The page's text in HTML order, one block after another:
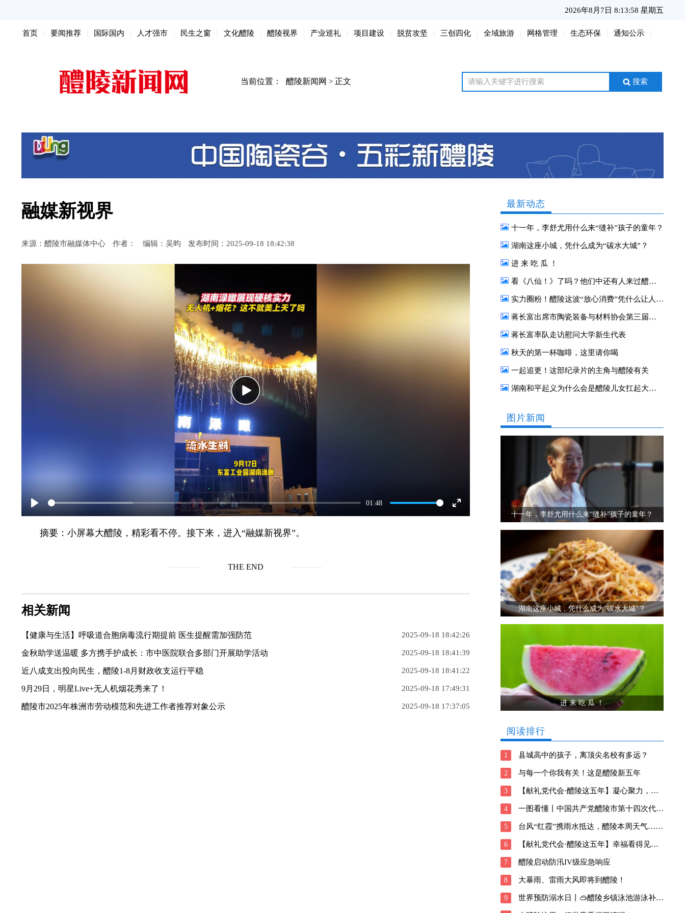
2026年8月7日 8:13:59 星期五
首页 要闻推荐 国际国内 人才强市 民生之窗 文化醴陵 醴陵视界 产业巡礼 项目建设 脱贫攻坚 三创四化 全域旅游 网格管理 生态环保 通知公示
当前位置： 醴陵新闻网 > 正文 搜索
融媒新视界
来源：醴陵市融媒体中心 作者： 编辑：吴昀 发布时间：2025-09-18 18:42:38
01:48
Play
摘要：小屏幕大醴陵，精彩看不停。接下来，进入“融媒新视界”。
THE END
相关新闻
【健康与生活】呼吸道合胞病毒流行期提前 医生提醒需加强防范 2025-09-18 18:42:26
金秋助学送温暖 多方携手护成长：市中医院联合多部门开展助学活动 2025-09-18 18:41:39
近八成支出投向民生，醴陵1-8月财政收支运行平稳 2025-09-18 18:41:22
9月29日，明星Live+无人机烟花秀来了！ 2025-09-18 17:49:31
醴陵市2025年株洲市劳动模范和先进工作者推荐对象公示 2025-09-18 17:37:05
最新动态
十一年，李舒尤用什么来“缝补”孩子的童年？
湖南这座小城，凭什么成为“碳水大城”？
进 来 吃 瓜 ！
看《八仙！》了吗？他们中还有人来过醴陵！
实力圈粉！醴陵这波“放心消费”凭什么让人一来再来？
蒋长富出席市陶瓷装备与材料协会第三届二次会员大会
蒋长富率队走访慰问大学新生代表
秋天的第一杯咖啡，这里请你喝
一起追更！这部纪录片的主角与醴陵有关
湖南和平起义为什么会是醴陵儿女扛起大旗？
图片新闻
十一年，李舒尤用什么来“缝补”孩子的童年？
湖南这座小城，凭什么成为“碳水大城”？
进 来 吃 瓜 ！
阅读排行
1 县城高中的孩子，离顶尖名校有多远？
2 与每一个你我有关！这是醴陵新五年
3 【献礼党代会·醴陵这五年】凝心聚力，向善前行！醴陵深耕瓷都新风貌
4 一图看懂丨中国共产党醴陵市第十四次代表大会报告
5 台风“红霞”携雨水抵达，醴陵本周天气……
6 【献礼党代会·醴陵这五年】幸福看得见！醴陵交出这样的民生答卷
7 醴陵启动防汛IV级应急响应
8 大暴雨、雷雨大风即将到醴陵！
9 世界预防溺水日丨🥽醴陵乡镇泳池游泳补贴信息请查收→